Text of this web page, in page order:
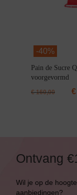
-40%
Pain de Sucre
voorgevormd
€160,00 €
Ontvang
Wil je op de
aanbiedingen?